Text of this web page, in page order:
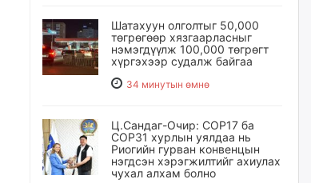
Шатахуун олголтыг 50,000
төгрөгөөр хязгаарласныг
нэмэгдүүлж 100,000 төгрөгт
хүргэхээр судалж байгаа
34 минутын өмнө
Ц.Сандаг-Очир: COP17 ба
COP31 хурлын уялдаа нь
Риогийн гурван конвенцын
нэгдсэн хэрэгжилтийг ахиулах
чухал алхам болно